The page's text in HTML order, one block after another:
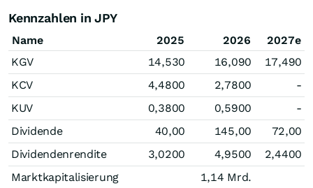
Kennzahlen in JPY
Name 2025 2026
2027e
KGV
14,530 16,090
17,490
KCV
4,4800 2,7800
-
KUV
0,3800 0,5900
-
Dividende
40,00 145,00
72,00
Dividendenrendite
3,0200 4,9500
2,4400
Marktkapitalisierung
1,14 Mrd.